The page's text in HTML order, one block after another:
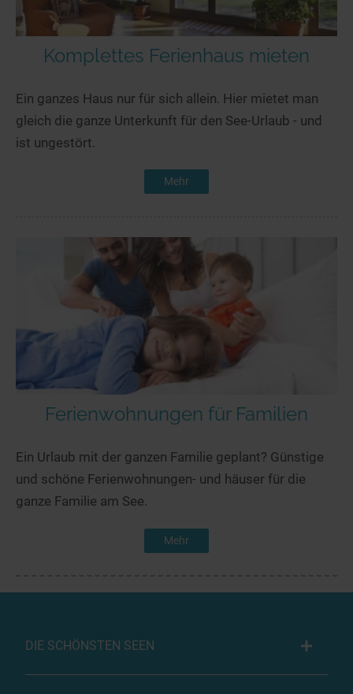
Komplettes Ferienhaus mieten
Ein ganzes Haus nur für sich allein. Hier mietet man
gleich die ganze Unterkunft für den See-Urlaub - und
ist ungestört.
Mehr
Ferienwohnungen für Familien
Ein Urlaub mit der ganzen Familie geplant? Günstige
und schöne Ferienwohnungen- und häuser für die
ganze Familie am See.
Mehr
DIE SCHÖNSTEN SEEN